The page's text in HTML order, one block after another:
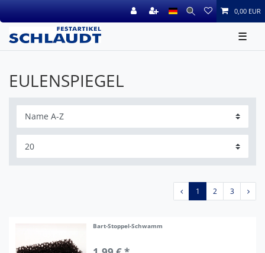
0,00 EUR
☰
EULENSPIEGEL
1 2 3
Bart-Stoppel-Schwamm